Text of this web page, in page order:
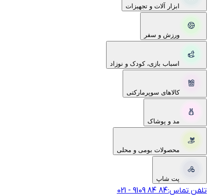
ابزار آلات و تجهیزات
ورزش و سفر
اسباب بازی، کودک و نوزاد
کالاهای سوپرمارکتی
مد و پوشاک
محصولات بومی و محلی
پت شاپ
تماس: 021-‎9109‎ ‎84‎ ‎84‎